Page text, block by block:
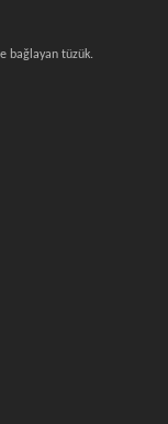
bağlayan tüzük.